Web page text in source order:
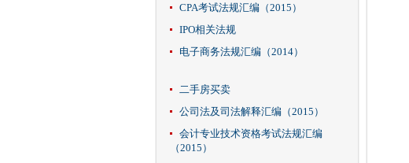
CPA考试法规汇编（2015）
IPO相关法规
电子商务法规汇编（2014）
二手房买卖
公司法及司法解释汇编（2015）
会计专业技术资格考试法规汇编
（2015）